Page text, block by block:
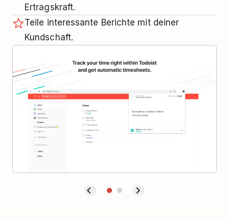
Ertragskraft.
Teile interessante Berichte mit deiner
Kundschaft.